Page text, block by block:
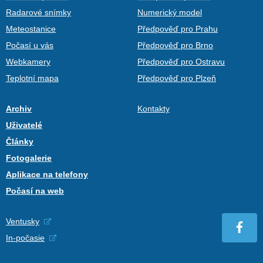
Radarové snímky
Meteostanice
Počasí u vás
Webkamery
Teplotní mapa
Numerický model
Předpověď pro Prahu
Předpověď pro Brno
Předpověď pro Ostravu
Předpověď pro Plzeň
Archiv
Uživatelé
Články
Fotogalerie
Aplikace na telefony
Počasí na web
Kontakty
Ventusky
In-počasie